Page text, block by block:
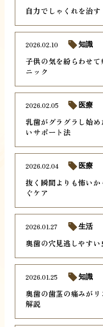
自力でしゃくれを治
子供の気を紛らわせ
ニック
2026.02.10 知識
乳歯がグラグラし始
いサポート法
2026.02.05 医療
抜く瞬間よりも怖い
ぐケア
2026.02.04 医療
奥歯の穴見逃しやす
2026.01.27 生活
奥歯の歯茎の痛みが
解説
2026.01.25 知識